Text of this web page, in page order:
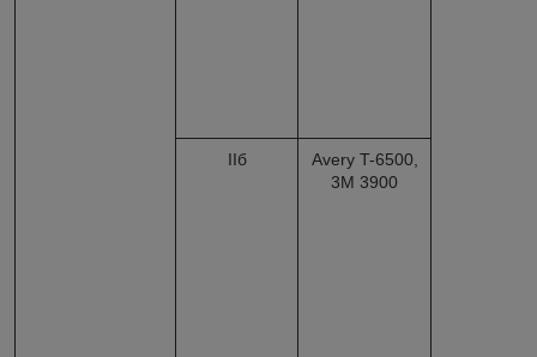
IIб
Avery T-6500,
3M 3900